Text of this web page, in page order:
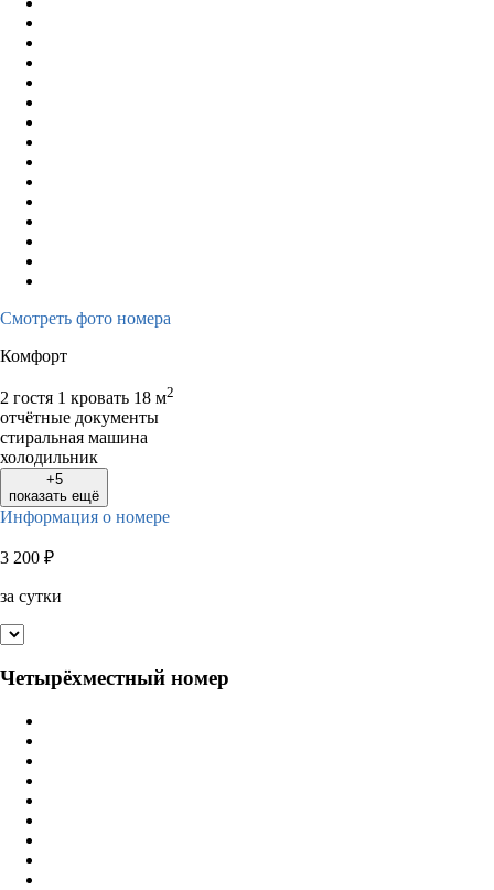
Смотреть фото номера
Комфорт
2 гостя 1 кровать 18 м2
отчётные документы
стиральная машина
холодильник
+5
показать ещё
Информация о номере
3 200 ₽
за сутки
Четырёхместный номер